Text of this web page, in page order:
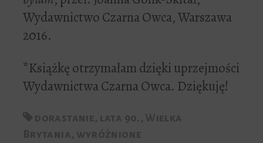
Wydawnictwo Czarna Owca, Warszawa
2016.
*Książkę otrzymałam dzięki uprzejmości
Wydawnictwa Czarna Owca. Dziękuję!